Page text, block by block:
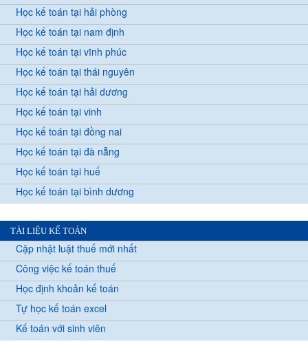
Học kế toán tại hải phòng
Học kế toán tại nam định
Học kế toán tại vĩnh phúc
Học kế toán tại thái nguyên
Học kế toán tại hải dương
Học kế toán tại vinh
Học kế toán tại đồng nai
Học kế toán tại đà nẵng
Học kế toán tại huế
Học kế toán tại bình dương
TÀI LIỆU KẾ TOÁN
Cập nhật luật thuế mới nhất
Công việc kế toán thuế
Học định khoản kế toán
Tự học kế toán excel
Kế toán với sinh viên